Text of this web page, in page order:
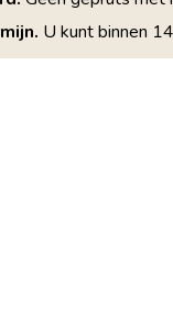
U kunt binnen